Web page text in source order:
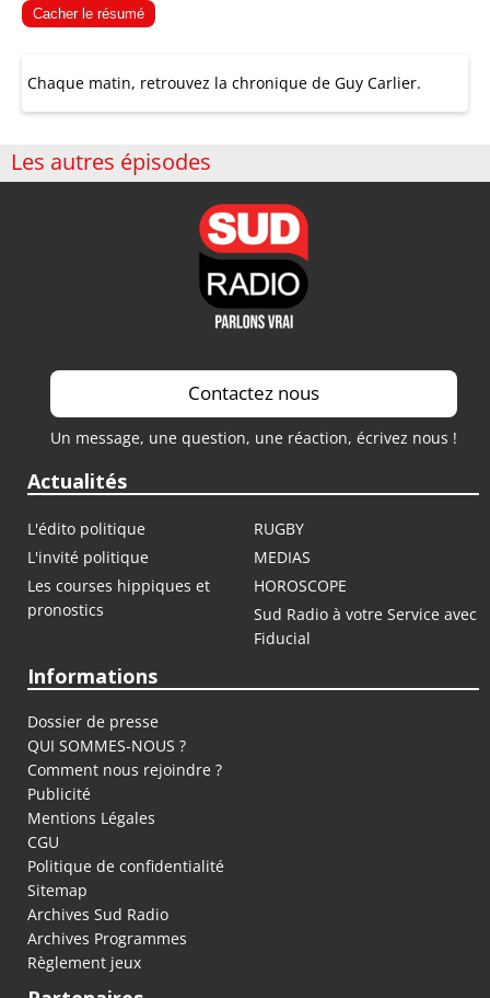
Cacher le résumé
Chaque matin, retrouvez la chronique de Guy Carlier.
Les autres épisodes
Contactez nous
Un message, une question, une réaction, écrivez nous !
Actualités
L'édito politique
RUGBY
L'invité politique
MEDIAS
Les courses hippiques et
pronostics
HOROSCOPE
Sud Radio à votre Service avec
Fiducial
Informations
Dossier de presse
QUI SOMMES-NOUS ?
Comment nous rejoindre ?
Publicité
Mentions Légales
CGU
Politique de confidentialité
Sitemap
Archives Sud Radio
Archives Programmes
Règlement jeux